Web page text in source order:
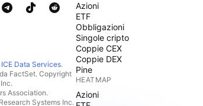
ICE Data Services.
FactSet. Copyright
Association.
Systems Inc.
Azioni
ETF
Obbligazioni
Singole cripto
Coppie CEX
Coppie DEX
Pine
HEATMAP
Azioni